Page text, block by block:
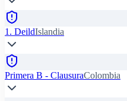
1. DeildIslandia
Primera B - ClausuraColombia